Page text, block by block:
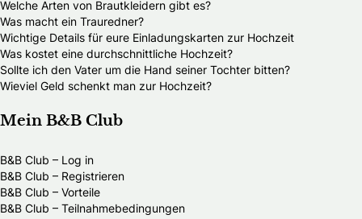
Welche Arten von Brautkleidern gibt es?
Was macht ein Trauredner?
Wichtige Details für eure Einladungskarten zur Hochzeit
Was kostet eine durchschnittliche Hochzeit?
Sollte ich den Vater um die Hand seiner Tochter bitten?
Wieviel Geld schenkt man zur Hochzeit?
Mein B&B Club
B&B Club – Log in
B&B Club – Registrieren
B&B Club – Vorteile
B&B Club – Teilnahmebedingungen